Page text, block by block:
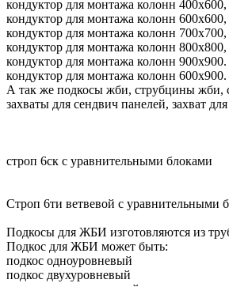
кондуктор для монтажа колонн 400х600,
кондуктор для монтажа колонн 600х600,
кондуктор для монтажа колонн 700х700,
кондуктор для монтажа колонн 800х800,
кондуктор для монтажа колонн 900х900.
кондуктор для монтажа колонн 600х900.
А так же подкосы жби, струбцины жби,
захваты для сендвич панелей, захват
строп 6ск с уравнительными блоками
Строп 6ти ветвевой с уравнительными
Подкосы для ЖБИ изготовляются из
Подкос для ЖБИ может быть:
подкос одноуровневый
подкос двухуровневый